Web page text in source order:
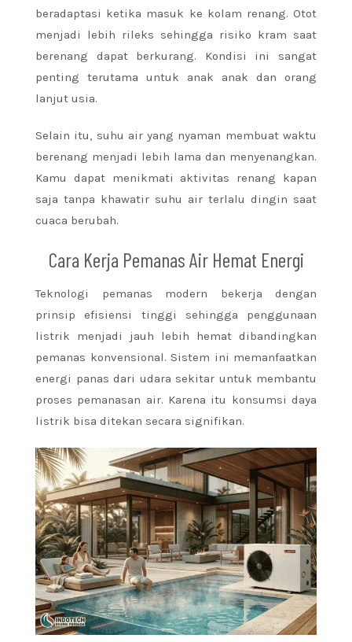
beradaptasi ketika masuk ke kolam renang. Otot
menjadi lebih rileks sehingga risiko kram saat
berenang dapat berkurang. Kondisi ini sangat
penting terutama untuk anak anak dan orang
lanjut usia.
Selain itu, suhu air yang nyaman membuat waktu
berenang menjadi lebih lama dan menyenangkan.
Kamu dapat menikmati aktivitas renang kapan
saja tanpa khawatir suhu air terlalu dingin saat
cuaca berubah.
Cara Kerja Pemanas Air Hemat Energi
Teknologi pemanas modern bekerja dengan
prinsip efisiensi tinggi sehingga penggunaan
listrik menjadi jauh lebih hemat dibandingkan
pemanas konvensional. Sistem ini memanfaatkan
energi panas dari udara sekitar untuk membantu
proses pemanasan air. Karena itu konsumsi daya
listrik bisa ditekan secara signifikan.